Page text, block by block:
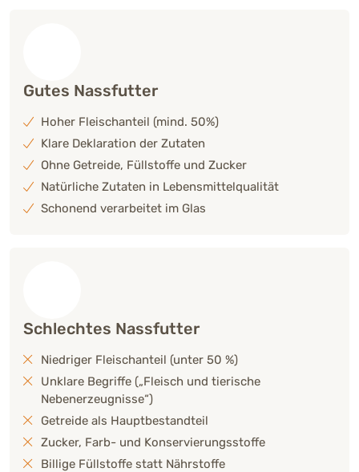
Gutes Nassfutter
Hoher Fleischanteil (mind. 50%)
Klare Deklaration der Zutaten
Ohne Getreide, Füllstoffe und Zucker
Natürliche Zutaten in Lebensmittelqualität
Schonend verarbeitet im Glas
Schlechtes Nassfutter
Niedriger Fleischanteil (unter 50 %)
Unklare Begriffe („Fleisch und tierische
Nebenerzeugnisse“)
Getreide als Hauptbestandteil
Zucker, Farb- und Konservierungsstoffe
Billige Füllstoffe statt Nährstoffe